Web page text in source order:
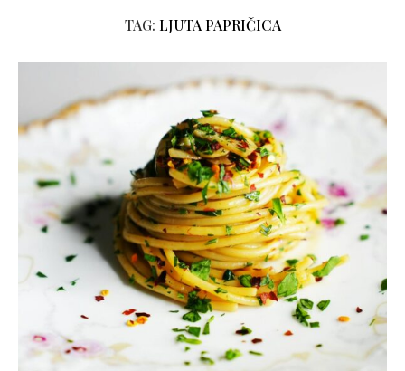
TAG: LJUTA PAPRIČICA